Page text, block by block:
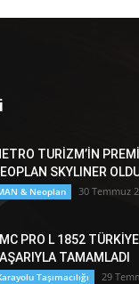
TURİZM’İN
SKYLINER
& Neoplan 30 Temmuz
PRO L 1852
TAMAMLADI
Taşımacılığı 29